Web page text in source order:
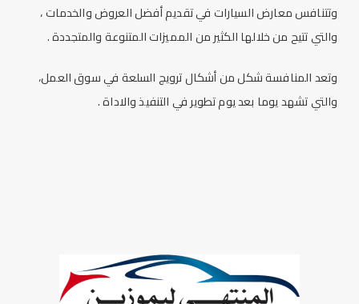
وتتنافس معارض السيارات في تقديم أفضل العروض والخدمات ،
والتي تتيح من خلالها الكثير من المميزات المتنوعة والمتجددة .
وتعد المنافسة شكل من أشكال ترويج السلعة في سوق العمل،
والتي تشهد يوما بعد يوم تطوير في التنفيذ والاداة .